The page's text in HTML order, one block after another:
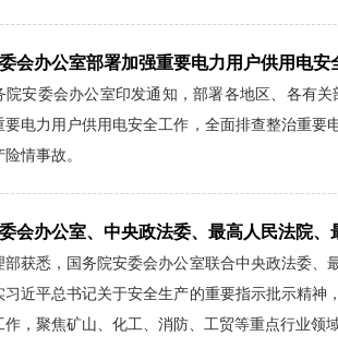
会办公室部署加强重要电力用户供用电安
院安委会办公室印发通知，部署各地区、各有
要电力用户供用电安全工作，全面排查整治重要
情事故。
会办公室、中央政法委、最高人民法院
部获悉，国务院安委会办公室联合中央政法委
习近平总书记关于安全生产的重要指示批示精
作，聚焦矿山、化工、消防、工贸等重点行业领